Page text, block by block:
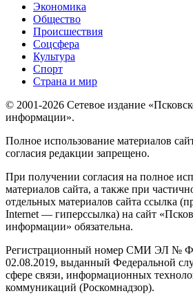
Экономика
Общество
Происшествия
Соцсфера
Культура
Спорт
Страна и мир
© 2001-2026 Сетевое издание
информации».
Полное использование материалов
согласия редакции запрещено.
При получении согласия на полное
материалов сайта, а также при
отдельных материалов сайта ссылка
Internet — гиперссылка) на сайт
информации» обязательна.
Регистрационный номер СМИ ЭЛ №
02.08.2019, выданный Федеральной
сфере связи, информационных
коммуникаций (Роскомнадзор).